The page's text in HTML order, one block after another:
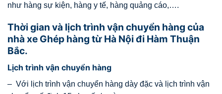
như hàng sự kiện, hàng y tế, hàng quảng cáo,….
Thời gian và lịch trình vận chuyển hàng của
nhà xe Ghép hàng từ Hà Nội đi Hàm Thuận
Bắc.
Lịch trình vận chuyển hàng
– Với lịch trình vận chuyển hàng dày đặc và lịch trình vận